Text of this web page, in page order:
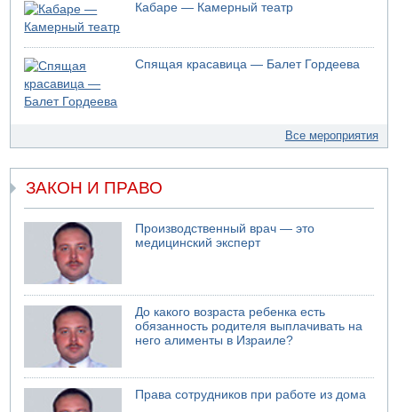
Кабаре — Камерный театр
Спящая красавица — Балет Гордеева
Все мероприятия
ЗАКОН И ПРАВО
Производственный врач — это
медицинский эксперт
До какого возраста ребенка есть
обязанность родителя выплачивать на
него алименты в Израиле?
Права сотрудников при работе из дома